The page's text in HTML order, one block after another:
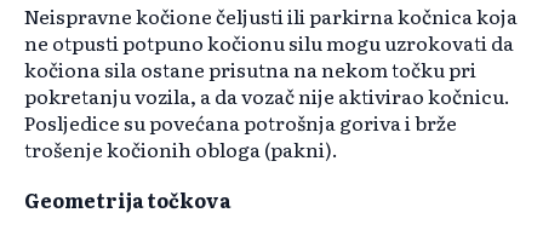
Neispravne kočione čeljusti ili parkirna kočnica koja
ne otpusti potpuno kočionu silu mogu uzrokovati da
kočiona sila ostane prisutna na nekom točku pri
pokretanju vozila, a da vozač nije aktivirao kočnicu.
Posljedice su povećana potrošnja goriva i brže
trošenje kočionih obloga (pakni).
Geometrija točkova